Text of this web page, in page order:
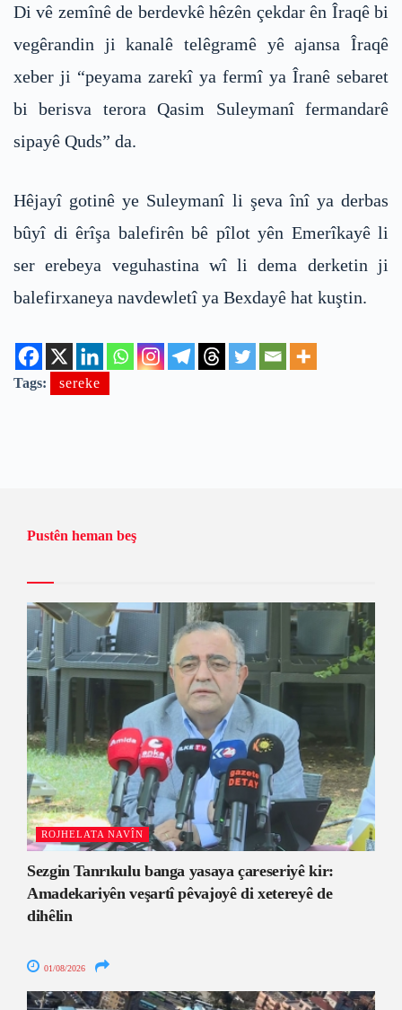
Di vê zemînê de berdevkê hêzên çekdar ên Îraqê bi
vegêrandin ji kanalê telêgramê yê ajansa Îraqê
xeber ji “peyama zarekî ya fermî ya Îranê sebaret
bi berisva terora Qasim Suleymanî fermandarê
sipayê Quds” da.
Hêjayî gotinê ye Suleymanî li şeva înî ya derbas
bûyî di êrîşa balefirên bê pîlot yên Emerîkayê li
ser erebeya veguhastina wî li dema derketin ji
balefirxaneya navdewletî ya Bexdayê hat kuştin.
Tags: sereke
Pustên heman beş
ROJHELATA NAVÎN
Sezgin Tanrıkulu banga yasaya çareseriyê kir:
Amadekariyên veşartî pêvajoyê di xetereyê de
dihêlin
01/08/2026